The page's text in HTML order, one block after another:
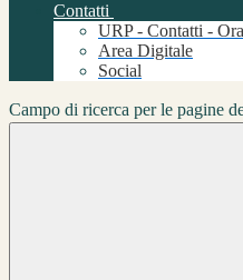
Contatti
URP - Contatti -
Area Digitale
Social
Campo di ricerca per le pagine